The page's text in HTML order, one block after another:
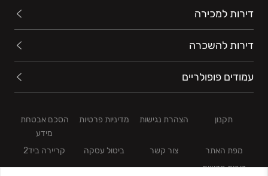
דירות למכירה
דירות להשכרה
עמודים פופולריים
תקנון הצהרת נגישות מדיניות פרטיות
הסכם אבטחת
מידע
מפת האתר
צור קשר ביטול עסקה
קריירה ביד2
דירות חדשות